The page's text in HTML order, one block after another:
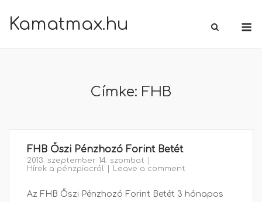
Kamatmax.hu
Címke: FHB
FHB Őszi Pénzhozó Forint Betét
2013. szeptember 14. szombat
Hírek a pénzpiacról
Leave a comment
Az FHB Őszi Pénzhozó Forint Betét 3 hónapos